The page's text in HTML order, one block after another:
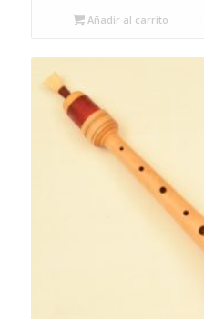
Añadir al carrito